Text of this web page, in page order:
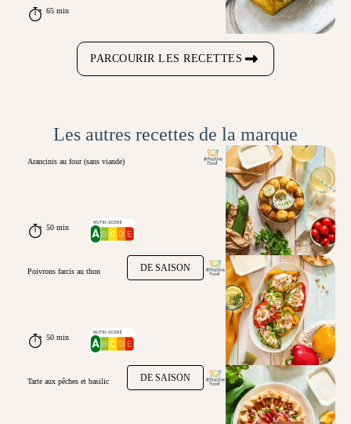
65 min
PARCOURIR LES RECETTES
Les autres recettes de la marque
Arancinis au four (sans viande)
50 min
DE SAISON
Poivrons farcis au thon
50 min
DE SAISON
Tarte aux pêches et basilic